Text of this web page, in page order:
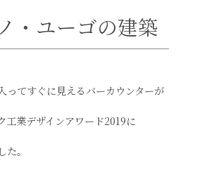
・ユーゴの建築
ってすぐに見えるバーカウンターが
工業デザインアワード2019に
。